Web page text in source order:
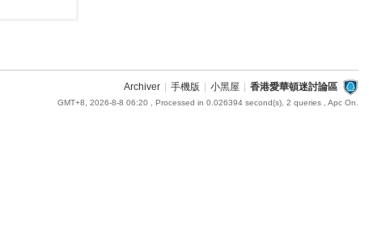
Archiver 手機版 小黑屋 香港愛華頓迷討論區
GMT+8, 2026-8-8 06:20 , Processed in 0.026394 second(s), 2 queries , Apc On.